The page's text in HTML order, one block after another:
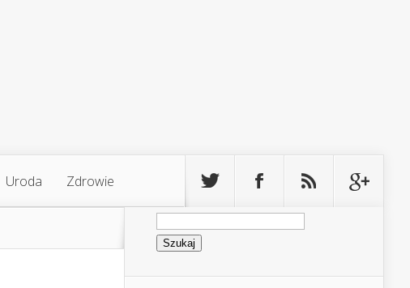
Uroda Zdrowie
Szukaj: